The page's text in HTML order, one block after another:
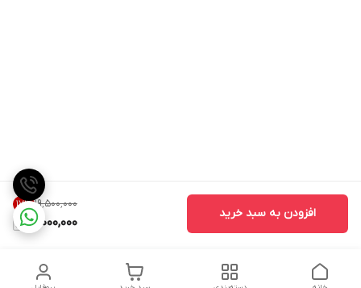
۱۹٬۵۰۰٬۰۰۰ 17%
16,000,000
افزودن به سبد خرید